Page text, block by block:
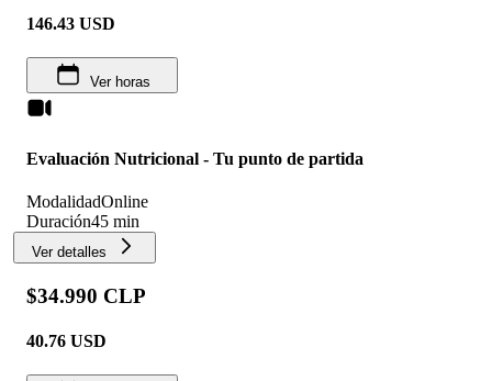
146.43 USD
Ver horas
Evaluación Nutricional - Tu punto de partida
ModalidadOnline
Duración45 min
Ver detalles
$34.990 CLP
40.76 USD